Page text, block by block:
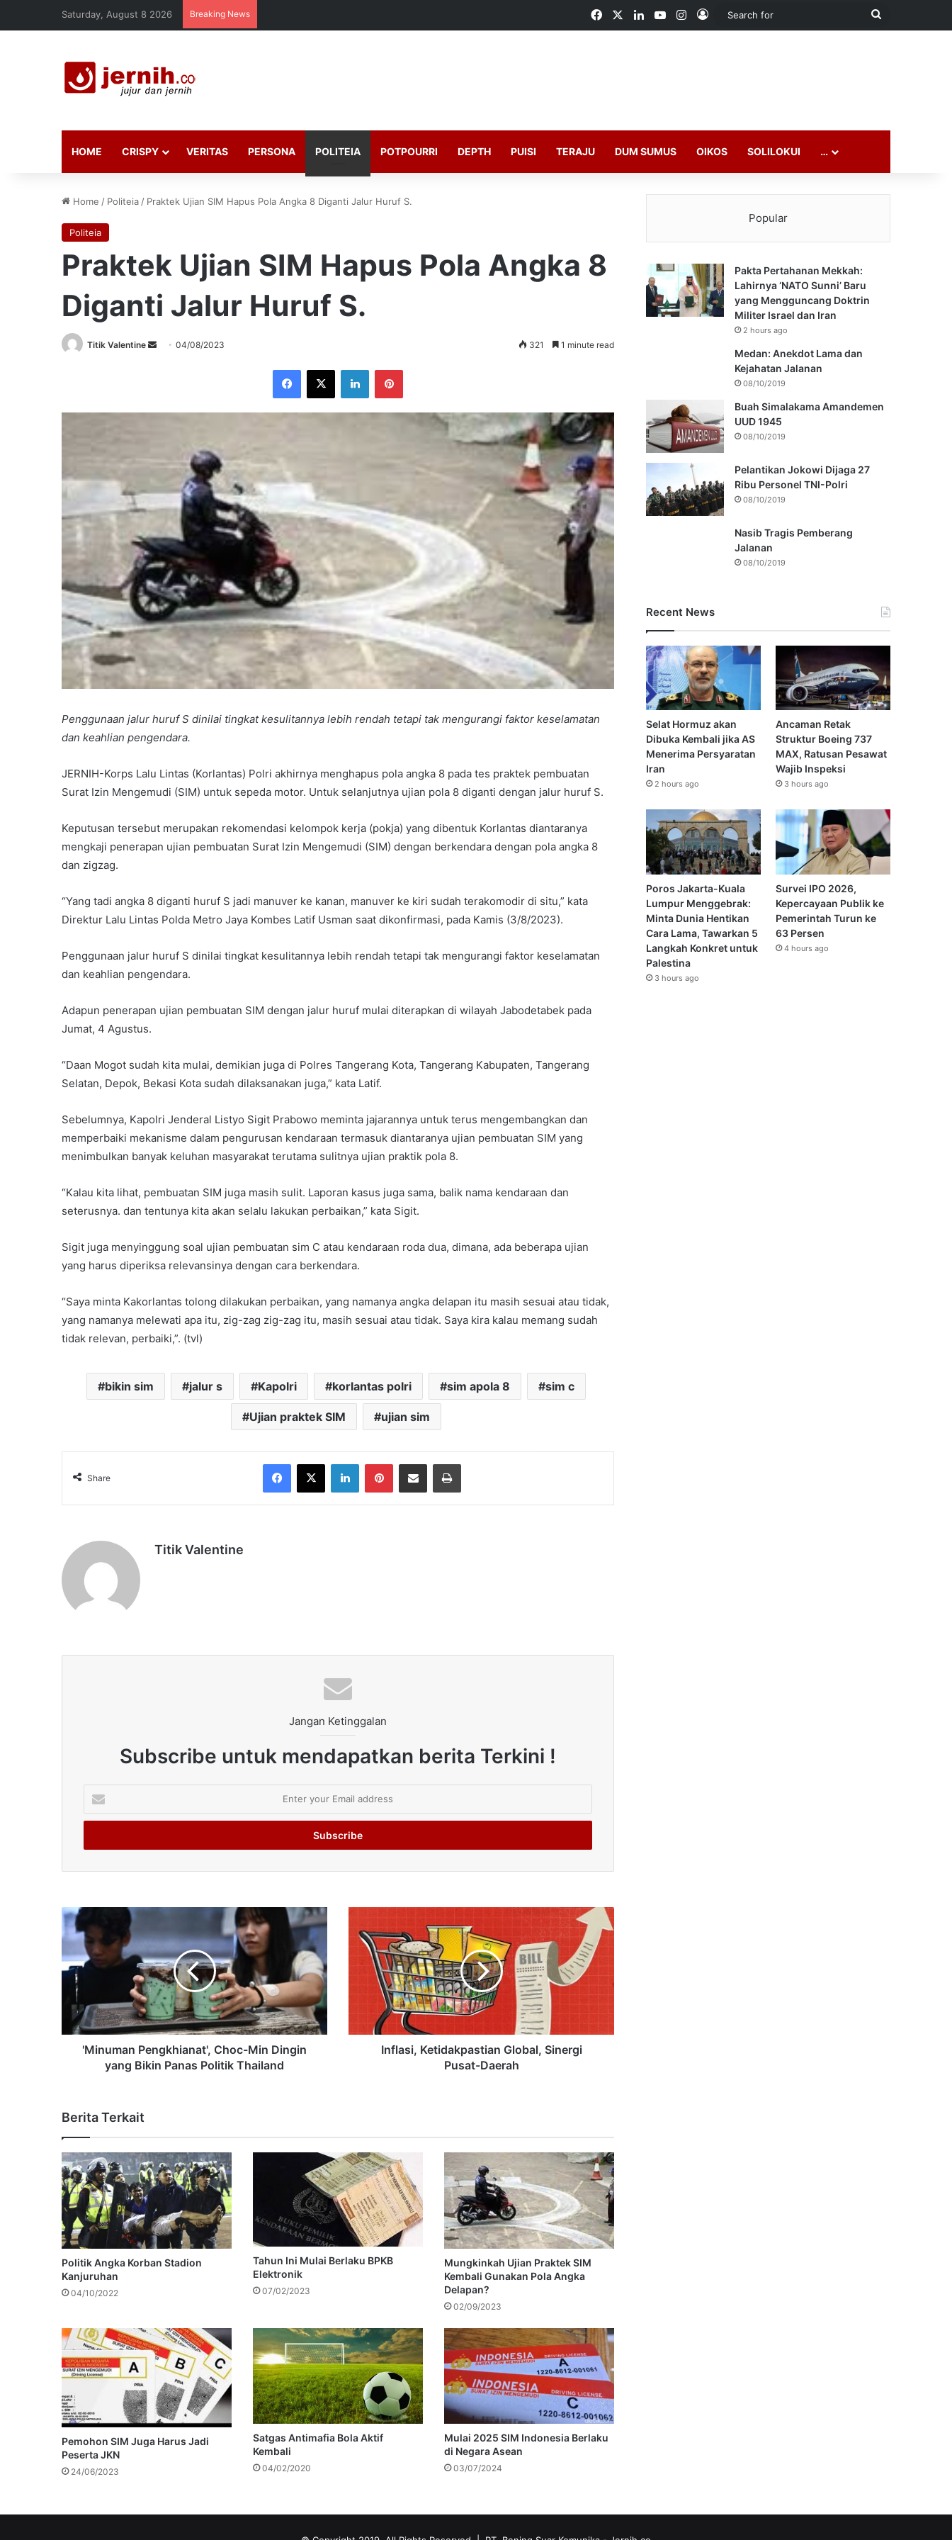
Saturday, August 8 2026 Breaking News FacebookLinkedInYouTubeInstagram
Log In
Search
HOME CRISPY VERITAS PERSONA POLITEIA POTPOURRI DEPTH PUISI TERAJU DUM SUMUS OIKOS SOLILOKUI …
Home / Politeia / Praktek Ujian SIM Hapus Pola Angka 8 Diganti Jalur Huruf S.
Politeia
Praktek Ujian SIM Hapus Pola Angka 8
Diganti Jalur Huruf S.
Titik Valentine
Send04/08/2023 321 1 minute read
Facebook
X LinkedInPinterest
Penggunaan jalur huruf S dinilai tingkat kesulitannya lebih rendah tetapi tak mengurangi faktor keselamatan
dan keahlian pengendara.
JERNIH-Korps Lalu Lintas (Korlantas) Polri akhirnya menghapus pola angka 8 pada tes praktek pembuatan
Surat Izin Mengemudi (SIM) untuk sepeda motor. Untuk selanjutnya ujian pola 8 diganti dengan jalur huruf S.
Keputusan tersebut merupakan rekomendasi kelompok kerja (pokja) yang dibentuk Korlantas diantaranya
mengkaji penerapan ujian pembuatan Surat Izin Mengemudi (SIM) dengan berkendara dengan pola angka 8
dan zigzag.
“Yang tadi angka 8 diganti huruf S jadi manuver ke kanan, manuver ke kiri sudah terakomodir di situ,” kata
Direktur Lalu Lintas Polda Metro Jaya Kombes Latif Usman saat dikonfirmasi, pada Kamis (3/8/2023).
Penggunaan jalur huruf S dinilai tingkat kesulitannya lebih rendah tetapi tak mengurangi faktor keselamatan
dan keahlian pengendara.
Adapun penerapan ujian pembuatan SIM dengan jalur huruf mulai diterapkan di wilayah Jabodetabek pada
Jumat, 4 Agustus.
“Daan Mogot sudah kita mulai, demikian juga di Polres Tangerang Kota, Tangerang Kabupaten, Tangerang
Selatan, Depok, Bekasi Kota sudah dilaksanakan juga,” kata Latif.
Sebelumnya, Kapolri Jenderal Listyo Sigit Prabowo meminta jajarannya untuk terus mengembangkan dan
memperbaiki mekanisme dalam pengurusan kendaraan termasuk diantaranya ujian pembuatan SIM yang
menimbulkan banyak keluhan masyarakat terutama sulitnya ujian praktik pola 8.
“Kalau kita lihat, pembuatan SIM juga masih sulit. Laporan kasus juga sama, balik nama kendaraan dan
seterusnya. dan tentunya kita akan selalu lakukan perbaikan,” kata Sigit.
Sigit juga menyinggung soal ujian pembuatan sim C atau kendaraan roda dua, dimana, ada beberapa ujian
yang harus diperiksa relevansinya dengan cara berkendara.
“Saya minta Kakorlantas tolong dilakukan perbaikan, yang namanya angka delapan itu masih sesuai atau tidak,
yang namanya melewati apa itu, zig-zag zig-zag itu, masih sesuai atau tidak. Saya kira kalau memang sudah
tidak relevan, perbaiki,”. (tvl)
bikin sim jalur s Kapolri korlantas polri sim apola 8 sim c
Ujian praktek SIM ujian sim
Share
Facebook
X LinkedInPinterestShare via Email Print
Titik Valentine
Jangan Ketinggalan
Subscribe untuk mendapatkan berita Terkini !
your
Email
'Minuman Pengkhianat', Choc-Min Dingin
yang Bikin Panas Politik Thailand
Inflasi, Ketidakpastian Global, Sinergi
Pusat-Daerah
Berita Terkait
Politik Angka Korban Stadion
Kanjuruhan
04/10/2022
Tahun Ini Mulai Berlaku BPKB
Elektronik
07/02/2023
Mungkinkah Ujian Praktek SIM
Kembali Gunakan Pola Angka
Delapan?
02/09/2023
Pemohon SIM Juga Harus Jadi
Peserta JKN
24/06/2023
Satgas Antimafia Bola Aktif
Kembali
04/02/2020
Mulai 2025 SIM Indonesia Berlaku
di Negara Asean
03/07/2024
Popular
Pakta Pertahanan Mekkah:
Lahirnya ‘NATO Sunni’ Baru
yang Mengguncang Doktrin
Militer Israel dan Iran
2 hours ago
Medan: Anekdot Lama dan
Kejahatan Jalanan
08/10/2019
Buah Simalakama Amandemen
UUD 1945
08/10/2019
Pelantikan Jokowi Dijaga 27
Ribu Personel TNI-Polri
08/10/2019
Nasib Tragis Pemberang
Jalanan
08/10/2019
Recent News
Selat Hormuz akan
Dibuka Kembali jika AS
Menerima Persyaratan
Iran
2 hours ago
Ancaman Retak
Struktur Boeing 737
MAX, Ratusan Pesawat
Wajib Inspeksi
3 hours ago
Poros Jakarta-Kuala
Lumpur Menggebrak:
Minta Dunia Hentikan
Cara Lama, Tawarkan 5
Langkah Konkret untuk
Palestina
3 hours ago
Survei IPO 2026,
Kepercayaan Publik ke
Pemerintah Turun ke
63 Persen
4 hours ago